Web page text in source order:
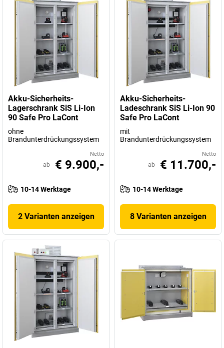
Akku-Sicherheits-
Lagerschrank SiS Li-Ion
90 Safe Pro LaCont
ohne
Brandunterdrückungssystem
Netto
ab € 9.900,-
10-14 Werktage
2 Varianten anzeigen
Akku-Sicherheits-
Ladeschrank SiS Li-Ion 90
Safe Pro LaCont
mit
Brandunterdrückungssystem
Netto
ab € 11.700,-
10-14 Werktage
8 Varianten anzeigen